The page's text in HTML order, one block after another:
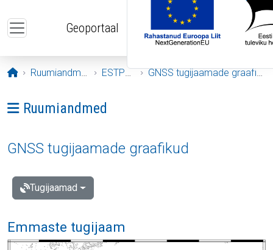
Geoportaal
Avaleht
Ruumiandmed ESTPOS GNSS tugijaamade graafikud
Ava menüü: Ruumiandmed
Ruumiandmed
GNSS tugijaamade graafikud
Tugijaamad
Emmaste tugijaam